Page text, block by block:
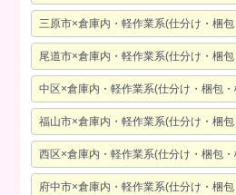
三原市×倉庫内・軽作業系(仕分け・梱
尾道市×倉庫内・軽作業系(仕分け・梱
中区×倉庫内・軽作業系(仕分け・梱包
福山市×倉庫内・軽作業系(仕分け・梱
西区×倉庫内・軽作業系(仕分け・梱包
府中市×倉庫内・軽作業系(仕分け・梱